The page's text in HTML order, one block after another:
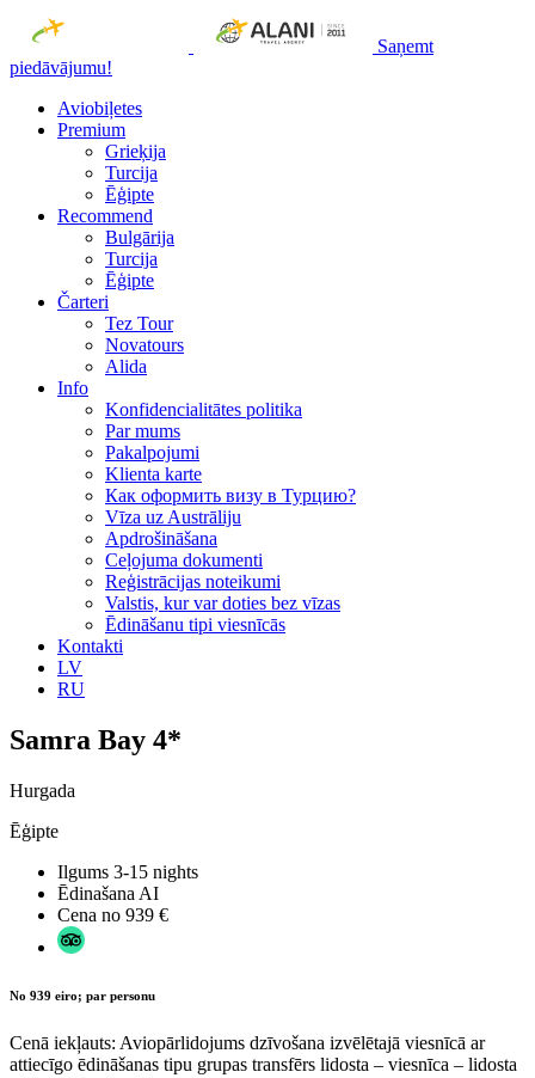
Saņemt
piedāvājumu!
Aviobiļetes
Premium
Grieķija
Turcija
Ēģipte
Recommend
Bulgārija
Turcija
Ēģipte
Čarteri
Tez Tour
Novatours
Alida
Info
Konfidencialitātes politika
Par mums
Рakalpojumi
Klienta karte
Как оформить визу в Турцию?
Vīza uz Austrāliju
Apdrošināšana
Ceļojuma dokumenti
Reģistrācijas noteikumi
Valstis, kur var doties bez vīzas
Ēdināšanu tipi viesnīcās
Kontakti
LV
RU
Samra Bay 4*
Hurgada
Ēģipte
Ilgums 3-15 nights
Ēdinašana AI
Cena no 939 €
No 939 eiro; par personu
Cenā iekļauts: Aviopārlidojums dzīvošana izvēlētajā viesnīcā ar
attiecīgo ēdināšanas tipu grupas transfērs lidosta – viesnīca – lidosta